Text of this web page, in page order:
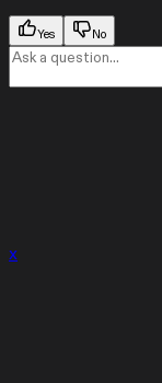
Yes No
x